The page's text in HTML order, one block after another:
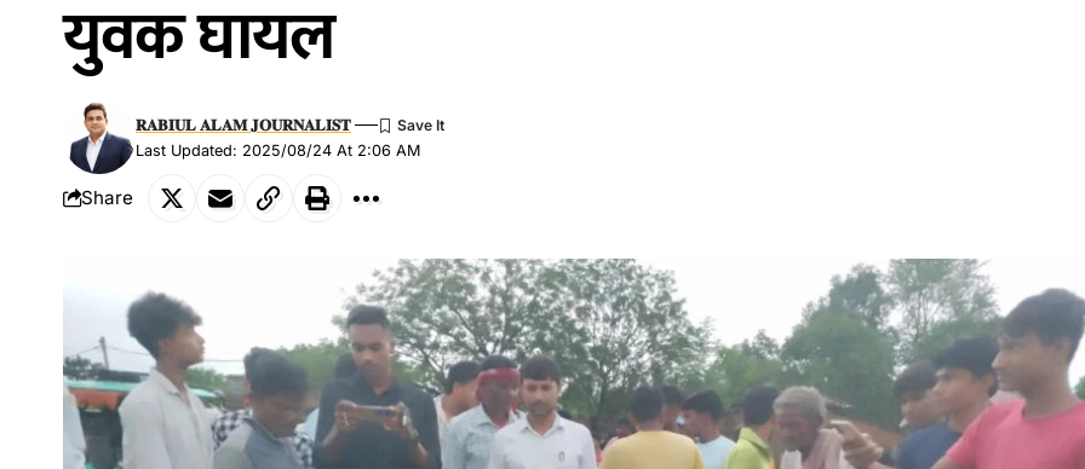
युवक घायल
Last Updated: 2025/08/24 At 2:06 AM
𝐑𝐀𝐁𝐈𝐔𝐋 𝐀𝐋𝐀𝐌 𝐉𝐎𝐔𝐑𝐍𝐀𝐋𝐈𝐒𝐓
Share